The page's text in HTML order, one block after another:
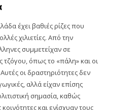
έχει βαθιές ρίζες που
χιλιετίες. Από την
συμμετείχαν σε
τζόγου, όπως το «πάλη» και οι
οι δραστηριότητες δεν
αλλά είχαν επίσης
σημασία, καθώς
και ενίσχυαν τους